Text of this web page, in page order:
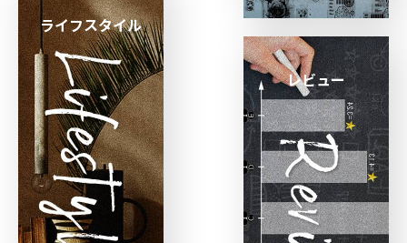
ライフスタイル
レビュー